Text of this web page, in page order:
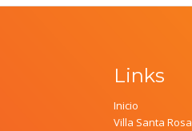
Links
Inicio
Villa Santa Rosa